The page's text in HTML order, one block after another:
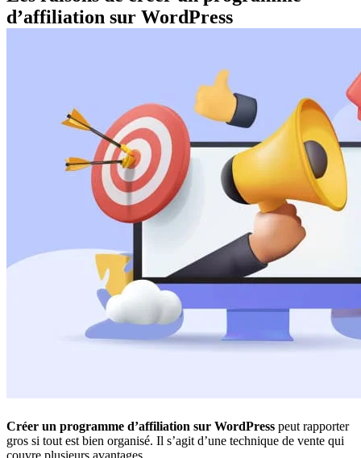
d’affiliation sur WordPress
Créer un programme d’affiliation sur WordPress peut rapporter
gros si tout est bien organisé. Il s’agit d’une technique de vente qui
couvre plusieurs avantages.